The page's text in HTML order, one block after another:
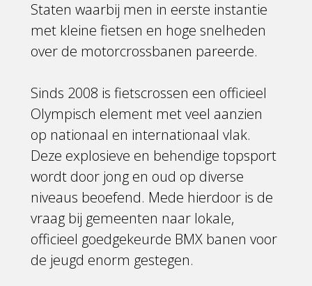
Staten waarbij men in eerste instantie
met kleine fietsen en hoge snelheden
over de motorcrossbanen pareerde.
Sinds 2008 is fietscrossen een officieel
Olympisch element met veel aanzien
op nationaal en internationaal vlak.
Deze explosieve en behendige topsport
wordt door jong en oud op diverse
niveaus beoefend. Mede hierdoor is de
vraag bij gemeenten naar lokale,
officieel goedgekeurde BMX banen voor
de jeugd enorm gestegen.